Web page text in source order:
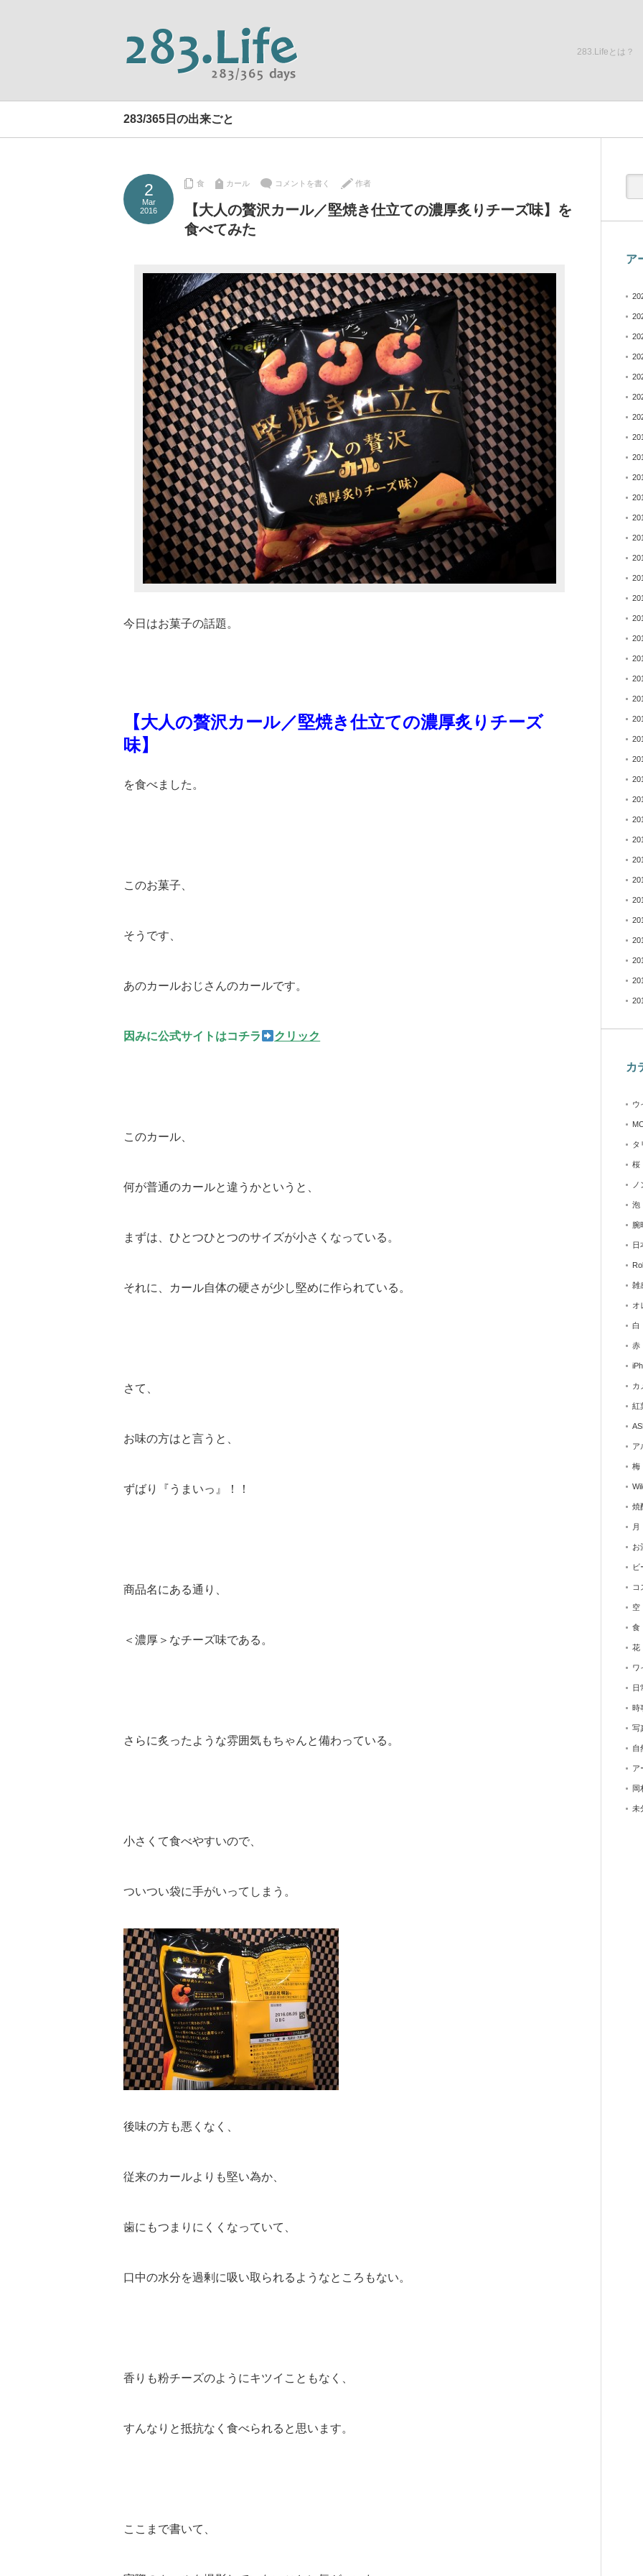
283.Lifeとは？
283/365日の出来ごと
2
Mar
2016
食 カール コメントを書く 作者
【大人の贅沢カール／堅焼き仕立ての濃厚炙りチーズ味】を
食べてみた
今日はお菓子の話題。
【大人の贅沢カール／堅焼き仕立ての濃厚炙りチーズ
味】
を食べました。
このお菓子、
そうです、
あのカールおじさんのカールです。
因みに公式サイトはコチラ クリック
このカール、
何が普通のカールと違うかというと、
まずは、ひとつひとつのサイズが小さくなっている。
それに、カール自体の硬さが少し堅めに作られている。
さて、
お味の方はと言うと、
ずばり『うまいっ』！！
商品名にある通り、
＜濃厚＞なチーズ味である。
さらに炙ったような雰囲気もちゃんと備わっている。
小さくて食べやすいので、
ついつい袋に手がいってしまう。
後味の方も悪くなく、
従来のカールよりも堅い為か、
歯にもつまりにくくなっていて、
口中の水分を過剰に吸い取られるようなところもない。
香りも粉チーズのようにキツイこともなく、
すんなりと抵抗なく食べられると思います。
ここまで書いて、
ア
カ
ウ
タ
桜
泡
腕
日
雑
オ
白
赤
カ
紅
ア
梅
焼
月
お
ビ
コ
空
食
花
ワ
日
時
写
自
ア
岡
未